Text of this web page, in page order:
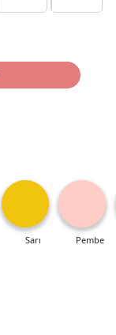
Sarı Pembe